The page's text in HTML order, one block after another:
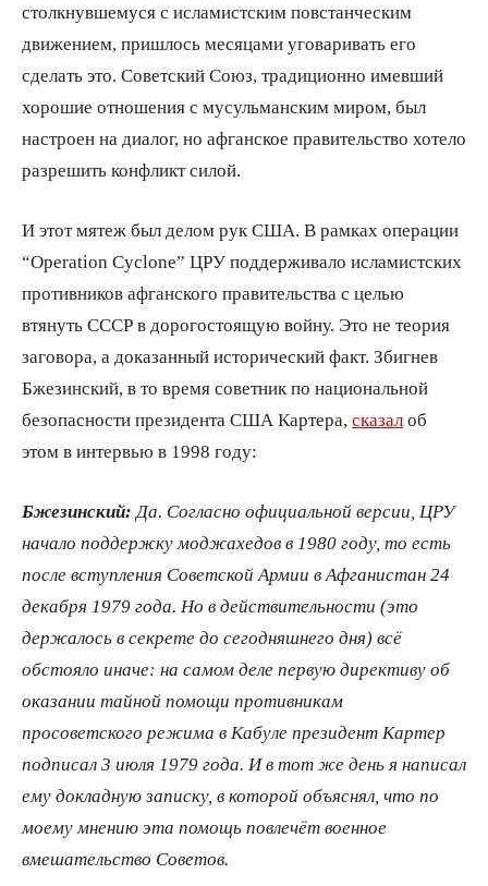
столкнувшемуся с исламистским повстанческим
движением, пришлось месяцами уговаривать его
сделать это. Советский Союз, традиционно имевший
хорошие отношения с мусульманским миром, был
настроен на диалог, но афганское правительство хотело
разрешить конфликт силой.
И этот мятеж был делом рук США. В рамках операции
“Operation Cyclone” ЦРУ поддерживало исламистских
противников афганского правительства с целью
втянуть СССР в дорогостоящую войну. Это не теория
заговора, а доказанный исторический факт. Збигнев
Бжезинский, в то время советник по национальной
безопасности президента США Картера, сказал об
этом в интервью в 1998 году:
Бжезинский: Да. Согласно официальной версии, ЦРУ
начало поддержку моджахедов в 1980 году, то есть
после вступления Советской Армии в Афганистан 24
декабря 1979 года. Но в действительности (это
держалось в секрете до сегодняшнего дня) всё
обстояло иначе: на самом деле первую директиву об
оказании тайной помощи противникам
просоветского режима в Кабуле президент Картер
подписал 3 июля 1979 года. И в тот же день я написал
ему докладную записку, в которой объяснял, что по
моему мнению эта помощь повлечёт военное
вмешательство Советов.